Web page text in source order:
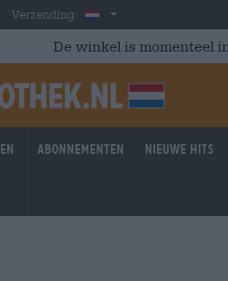
Verzending: Nederland
De winkel is momenteel
Abonnementen Nieuwe hits